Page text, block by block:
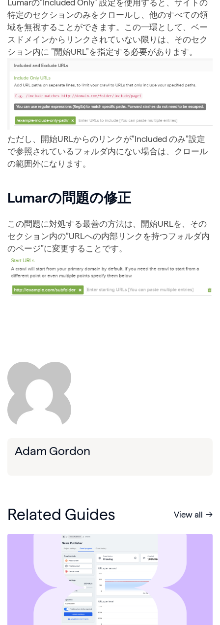
Lumarの”Included Only” 設定を使用すると、サイトの
特定のセクションのみをクロールし、他のすべての領
域を無視することができます。この一環として、ベー
スドメインからリンクされていない限りは、そのセク
ション内に ”開始URL”を指定する必要があります。
ただし、開始URLからのリンクが”Included のみ”設定
で参照されているフォルダ内にない場合は、クロール
の範囲外になります。
Lumarの問題の修正
この問題に対処する最善の方法は、開始URLを、その
セクション内の”URLへの内部リンクを持つフォルダ内
のページ”に変更することです。
Adam Gordon
Related Guides View all